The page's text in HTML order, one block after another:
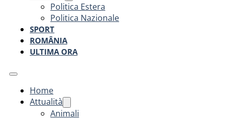
Politica Estera
Politica Nazionale
SPORT
ROMÂNIA
ULTIMA ORA
Home
Attualità
Animali